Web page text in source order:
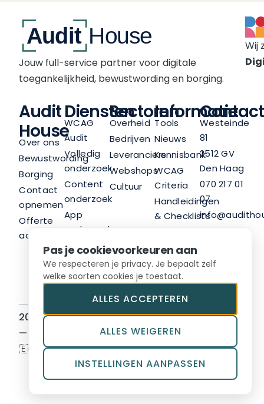
Pas je cookievoorkeuren aan
We respecteren je privacy. Je bepaalt zelf
welke soorten cookies je toestaat.
ALLES ACCEPTEREN
ALLES WEIGEREN
INSTELLINGEN AANPASSEN
Jouw full-service partner voor digitale
toegankelijkheid, bewustwording en borging.
Wij
Audit
House
Over ons
Bewustwording
Borging
Contact
opnemen
Offerte
aanvragen
Diensten
WCAG
Audit
Volledig
onderzoek
Content
onderzoek
App
onderzoek
Trainingen
Advies
Sectoren
Overheid
Bedrijven
Leveranciers
Webshops
Cultuur
Informatie
Tools
Nieuws
Kennisbank
WCAG
Criteria
Handleidingen
& Checklists
Contact
Westeinde
81
2512 GV
Den Haag
070 217 01
07
2026 © Audit House BV
— Hosted in Europe
🇪🇺
Sitemap
Algemene voorwaarden
Privacyvoorwaarden
Toegankelijkheidsverkla
ring